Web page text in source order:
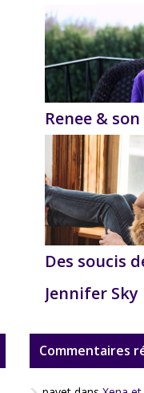
Renee &
Des soucis
Jennifer Sky
Commentaires